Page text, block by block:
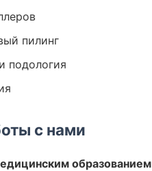
пилинг
подология
с нами
образованием